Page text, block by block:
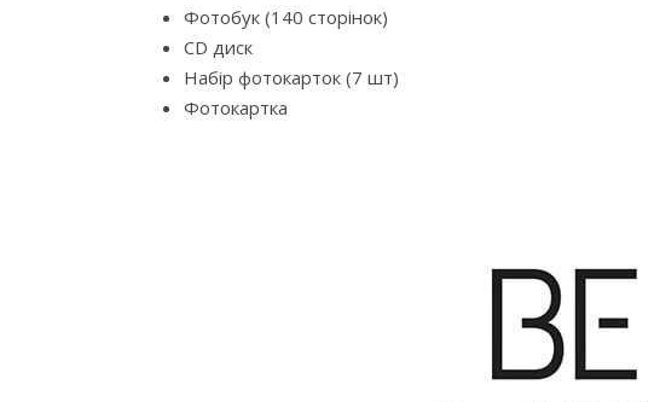
Фотобук (140 сторінок)
CD диск
Набір фотокарток (7 шт)
Фотокартка